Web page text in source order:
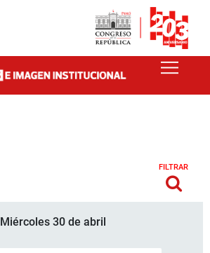
FILTRAR
Miércoles 30 de abril